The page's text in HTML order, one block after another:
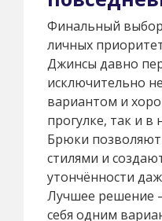
Финальный
личных
Джинсы давно
исключительно
вариантом и
прогулке, так и в
Брюки
стилями и
утончённости
Лучшее решение
себя одним